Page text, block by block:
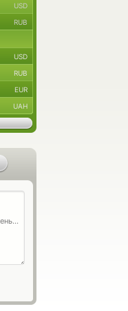
USD
RUB
USD
RUB
EUR
UAH